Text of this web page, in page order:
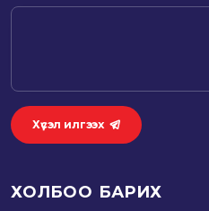
Хүсэл илгээх
ХОЛБОО БАРИХ